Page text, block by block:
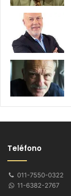
Teléfono
011-7550-0322
11-6382-2767